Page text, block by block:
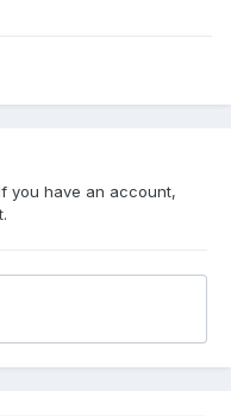
you have an account,